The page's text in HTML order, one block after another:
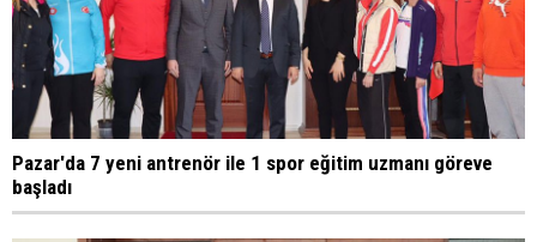
Pazar'da 7 yeni antrenör ile 1 spor eğitim uzmanı göreve
başladı